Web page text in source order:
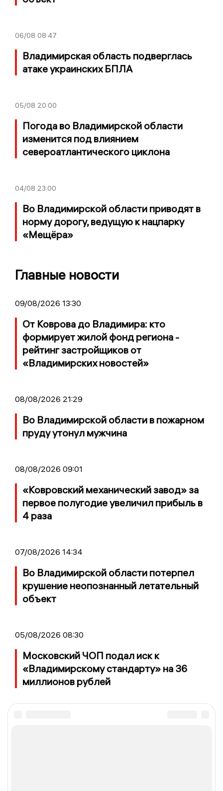
06/08 08:47
Владимирская область подверглась
атаке украинских БПЛА
05/08 20:00
Погода во Владимирской области
изменится под влиянием
североатлантического циклона
04/08 23:00
Во Владимирской области приводят в
норму дорогу, ведущую к нацпарку
«Мещёра»
Главные новости
09/08/2026 13:30
От Коврова до Владимира: кто
формирует жилой фонд региона -
рейтинг застройщиков от
«Владимирских новостей»
08/08/2026 21:29
Во Владимирской области в пожарном
пруду утонул мужчина
08/08/2026 09:01
«Ковровский механический завод» за
первое полугодие увеличил прибыль в
4 раза
07/08/2026 14:34
Во Владимирской области потерпел
крушение неопознанный летательный
объект
05/08/2026 08:30
Московский ЧОП подал иск к
«Владимирскому стандарту» на 36
миллионов рублей